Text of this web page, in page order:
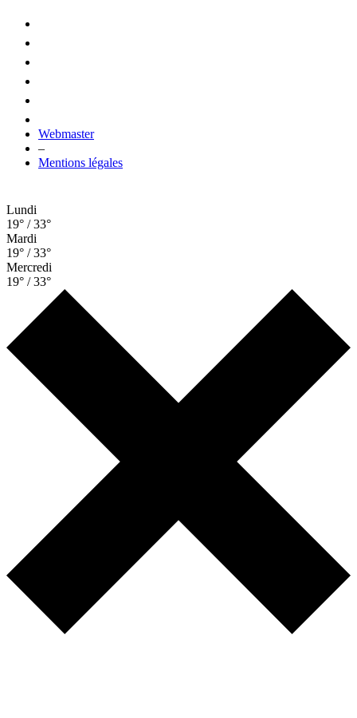
Webmaster
–
Mentions légales
Lundi
19° / 33°
Mardi
19° / 33°
Mercredi
19° / 33°